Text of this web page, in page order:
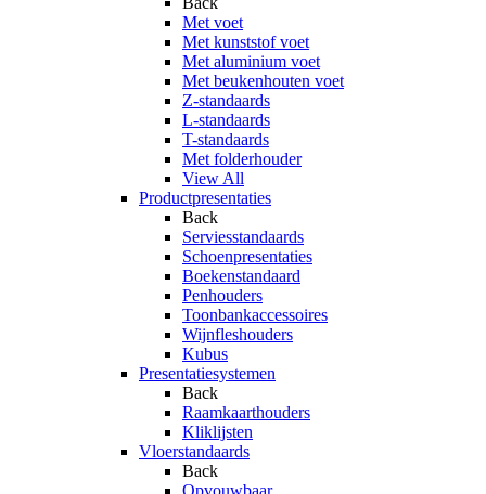
Met voet
Met kunststof voet
Met aluminium voet
Met beukenhouten voet
Z-standaards
L-standaards
T-standaards
Met folderhouder
View All
Productpresentaties
Back
Serviesstandaards
Schoenpresentaties
Boekenstandaard
Penhouders
Toonbankaccessoires
Wijnfleshouders
Kubus
Presentatiesystemen
Back
Raamkaarthouders
Kliklijsten
Vloerstandaards
Back
Opvouwbaar